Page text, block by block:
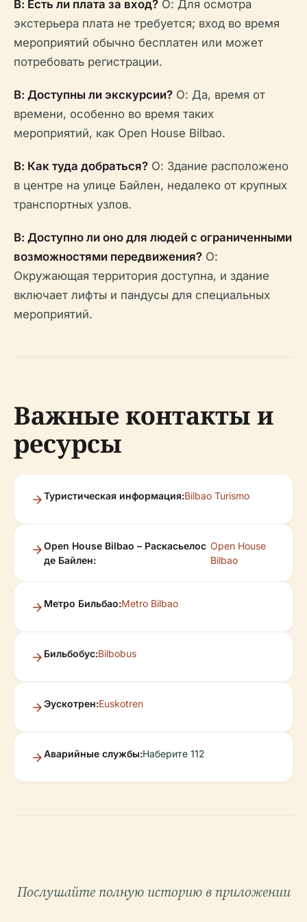
В: Есть ли плата за вход? О: Для осмотра
экстерьера плата не требуется; вход во время
мероприятий обычно бесплатен или может
потребовать регистрации.
В: Доступны ли экскурсии? О: Да, время от
времени, особенно во время таких
мероприятий, как Open House Bilbao.
В: Как туда добраться? О: Здание расположено
в центре на улице Байлен, недалеко от крупных
транспортных узлов.
В: Доступно ли оно для людей с ограниченными
возможностями передвижения? О:
Окружающая территория доступна, и здание
включает лифты и пандусы для специальных
мероприятий.
Важные контакты и
ресурсы
Туристическая информация:Bilbao Turismo
Open House Bilbao – Раскасьелос
де Байлен:
Open House
Bilbao
Метро Бильбао:Metro Bilbao
Бильбобус:Bilbobus
Эускотрен:Euskotren
Аварийные службы:Наберите 112
Послушайте полную историю в приложении